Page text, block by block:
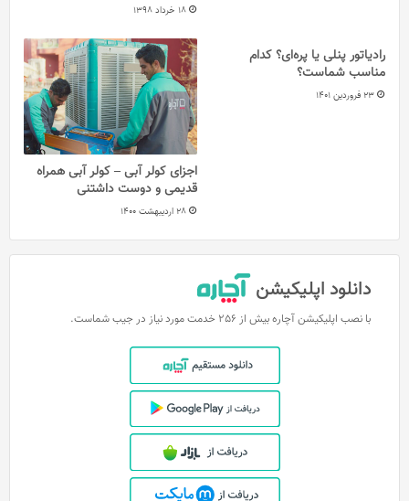
18 خرداد 1398
رادیاتور پنلی یا پره‌ای؟ کدام
مناسب شماست؟
23 فروردین 1401
اجزای کولر آبی – کولر آبی همراه
قدیمی و دوست داشتنی
28 اردیبهشت 1400
دانلود اپلیکیشن
با نصب اپلیکیشن آچاره بیش از 256 خدمت مورد نیاز در جیب شماست.